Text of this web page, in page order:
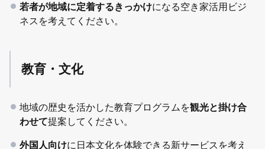
若者が地域に定着するきっかけになる空き家活用ビジ
ネスを考えてください。
教育・文化
地域の歴史を活かした教育プログラムを観光と掛け合
わせて提案してください。
外国人向けに日本文化を体験できる新サービスを考え